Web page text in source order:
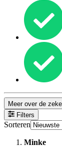
Meer over de
Filters
Sorteren
Minke